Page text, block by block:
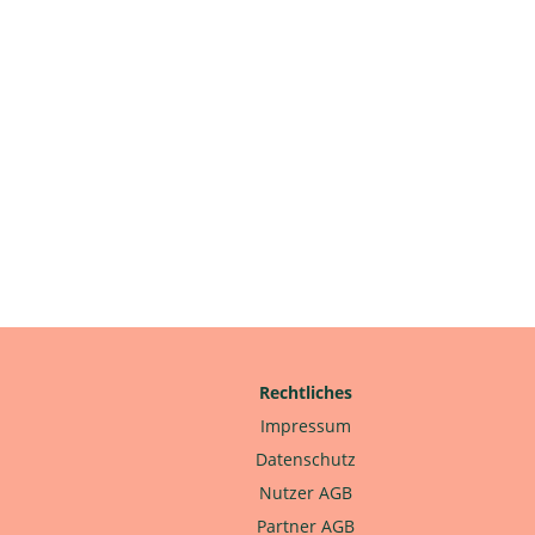
Rechtliches
Impressum
Datenschutz
Nutzer AGB
Partner AGB